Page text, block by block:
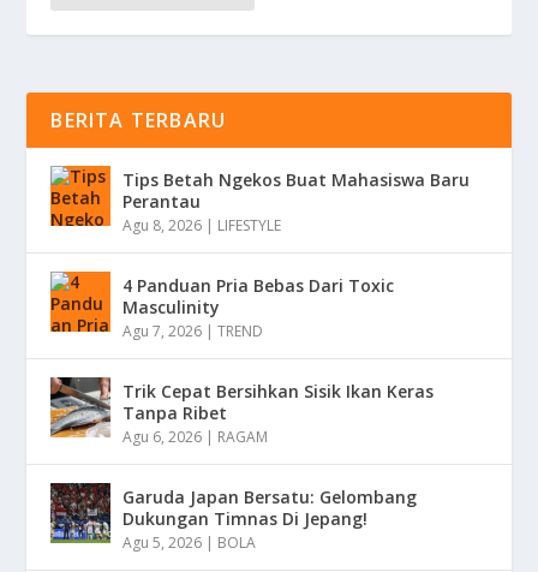
BERITA TERBARU
Tips Betah Ngekos Buat Mahasiswa Baru
Perantau
Agu 8, 2026 | LIFESTYLE
4 Panduan Pria Bebas Dari Toxic
Masculinity
Agu 7, 2026 |TREND
Trik Cepat Bersihkan Sisik Ikan Keras
Tanpa Ribet
Agu 6, 2026 | RAGAM
Garuda Japan Bersatu: Gelombang
Dukungan Timnas Di Jepang!
Agu 5, 2026 | BOLA